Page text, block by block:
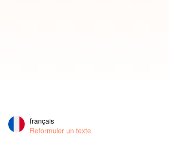
français
Reformuler un texte